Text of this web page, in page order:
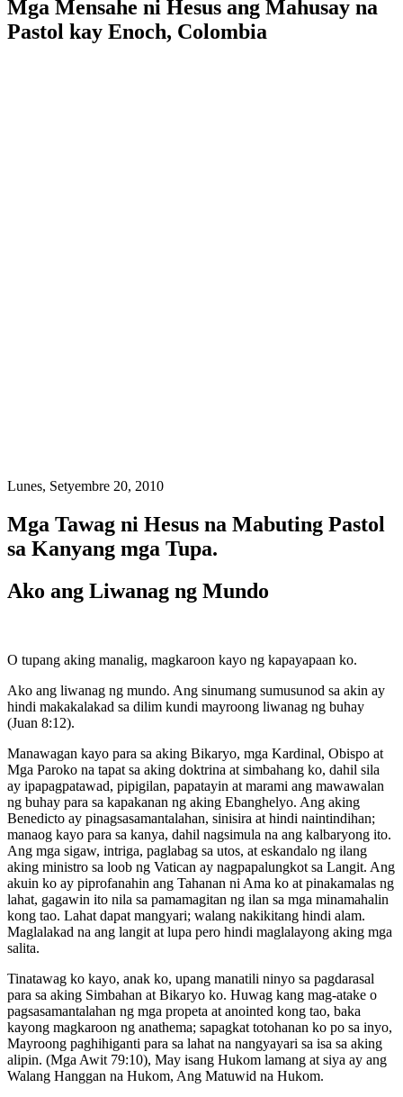
Mga Mensahe ni Hesus ang Mahusay na
Pastol kay Enoch, Colombia
Lunes, Setyembre 20, 2010
Mga Tawag ni Hesus na Mabuting Pastol
sa Kanyang mga Tupa.
Ako ang Liwanag ng Mundo
O tupang aking manalig, magkaroon kayo ng kapayapaan ko.
Ako ang liwanag ng mundo. Ang sinumang sumusunod sa akin ay
hindi makakalakad sa dilim kundi mayroong liwanag ng buhay
(Juan 8:12).
Manawagan kayo para sa aking Bikaryo, mga Kardinal, Obispo at
Mga Paroko na tapat sa aking doktrina at simbahang ko, dahil sila
ay ipapagpatawad, pipigilan, papatayin at marami ang mawawalan
ng buhay para sa kapakanan ng aking Ebanghelyo. Ang aking
Benedicto ay pinagsasamantalahan, sinisira at hindi naintindihan;
manaog kayo para sa kanya, dahil nagsimula na ang kalbaryong ito.
Ang mga sigaw, intriga, paglabag sa utos, at eskandalo ng ilang
aking ministro sa loob ng Vatican ay nagpapalungkot sa Langit. Ang
akuin ko ay piprofanahin ang Tahanan ni Ama ko at pinakamalas ng
lahat, gagawin ito nila sa pamamagitan ng ilan sa mga minamahalin
kong tao. Lahat dapat mangyari; walang nakikitang hindi alam.
Maglalakad na ang langit at lupa pero hindi maglalayong aking mga
salita.
Tinatawag ko kayo, anak ko, upang manatili ninyo sa pagdarasal
para sa aking Simbahan at Bikaryo ko. Huwag kang mag-atake o
pagsasamantalahan ng mga propeta at anointed kong tao, baka
kayong magkaroon ng anathema; sapagkat totohanan ko po sa inyo,
Mayroong paghihiganti para sa lahat na nangyayari sa isa sa aking
alipin. (Mga Awit 79:10), May isang Hukom lamang at siya ay ang
Walang Hanggan na Hukom, Ang Matuwid na Hukom.